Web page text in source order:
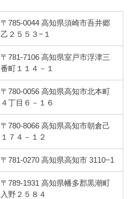
〒785-0044 高知県須崎市吾井郷
乙２５５３−１
〒781-7106 高知県室戸市浮津三
番町１１４－１
〒780-0056 高知県高知市北本町
４丁目６－１６
〒780-8066 高知県高知市朝倉己
１７４－１２
〒781-0270 高知県高知市 3110−1
〒789-1931 高知県幡多郡黒潮町
入野２５８４